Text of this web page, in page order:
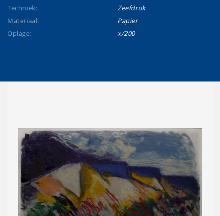
Techniek:
Zeefdruk
Materiaal:
Papier
Oplage:
x/200